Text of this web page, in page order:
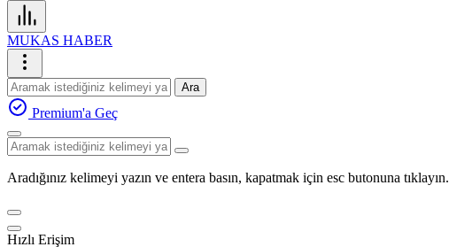
MUKAS HABER
Ara
Premium'a Geç
Aradığınız kelimeyi yazın ve entera basın, kapatmak için esc butonuna tıklayın.
Hızlı Erişim